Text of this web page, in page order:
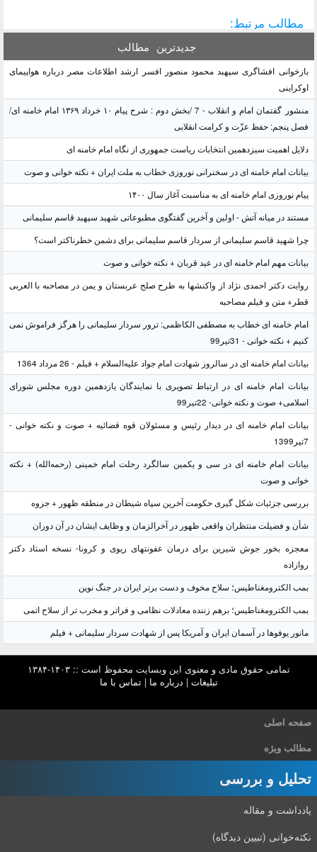
مطالب مرتبط:
جدیدترین مطالب
بازخوانی افشاگری سپهبد محمود منصور افسر ارشد اطلاعات مصر درباره هواپیمای
اوکراینی
منشور گفتمان امام و انقلاب - 7 /بخش دوم : شرح پیام ۱۰ خرداد ۱۳۶۹ امام خامنه ای/
فصل پنجم: حفظ عزّت و کرامت انقلابی
دلایل اهمیت سیزدهمین انتخابات ریاست جمهوری از نگاه امام خامنه ای
بیانات امام خامنه ای در سخنرانی نوروزی خطاب به ملت ایران + نکته خوانی و صوت
پیام نوروزی امام خامنه ای به مناسبت آغاز سال ۱۴۰۰
مستند در میانه آتش - اولین و آخرین گفتگوی مطبوعاتی شهید سپهبد قاسم سلیمانی
چرا شهید قاسم سلیمانی از سردار قاسم سلیمانی برای دشمن خطرناکتر است؟
بیانات مهم امام خامنه ای در عید قربان + نکته خوانی و صوت
روایت دکتر احمدی نژاد از واکنشها به طرح صلح عربستان و یمن در مصاحبه با العربی
قطر+ متن و فیلم مصاحبه
امام خامنه ای خطاب به مصطفی الکاظمی: ترور سردار سلیمانی را هرگز فراموش نمی
کنیم + نکته خوانی - 31تیر99
بیانات امام خامنه ای در سالروز شهادت امام جواد علیه‌السلام + فیلم - 26 مرداد 1364
بیانات امام خامنه ای در ارتباط تصویری با نمایندگان یازدهمین دوره مجلس شورای
اسلامی+ صوت و نکته خوانی- 22تیر99
بیانات امام خامنه ای در دیدار رئیس و مسئولان قوه قضائیه + صوت و نکته خوانی -
7تیر1399
بیانات امام خامنه ای در سی و یکمین سالگرد رحلت امام خمینی (رحمه‌الله) + نکته
خوانی و صوت
بررسی جزئیات شکل گیری حکومت آخرین سپاه شیطان در منطقه ظهور + جزوه
شأن و فضیلت منتظران واقعی ظهور در آخرالزمان و وظایف ایشان در آن دوران
معجزه بخور جوش شیرین برای درمان عفونتهای ریوی و کرونا- نسخه استاد دکتر
روازاده
بمب الکترومغناطیس؛ سلاح مخوف و دست برتر ایران در جنگ نوین
بمب الکترومغناطیس؛ برهم زننده معادلات نظامی و فراتر و مخرب تر از سلاح اتمی
مانور یوفوها در آسمان ایران و آمریکا پس از شهادت سردار سلیمانی + فیلم
تمامی حقوق مادی و معنوی این وبسایت محفوظ است :: ۱۴۰۳-۱۳۸۴
تبلیغات | درباره ما |تماس با ما
صفحه اصلی
مطالب ویژه
تحلیل و بررسی
یادداشت و مقاله
نکته‌خوانی (تبیین دیدگاه)